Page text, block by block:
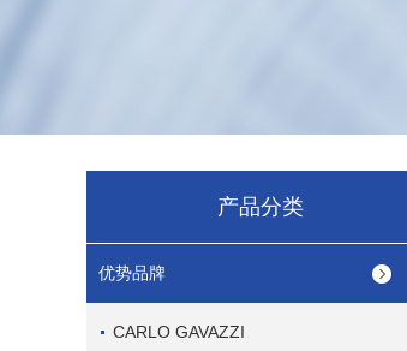
产品分类
优势品牌
CARLO GAVAZZI